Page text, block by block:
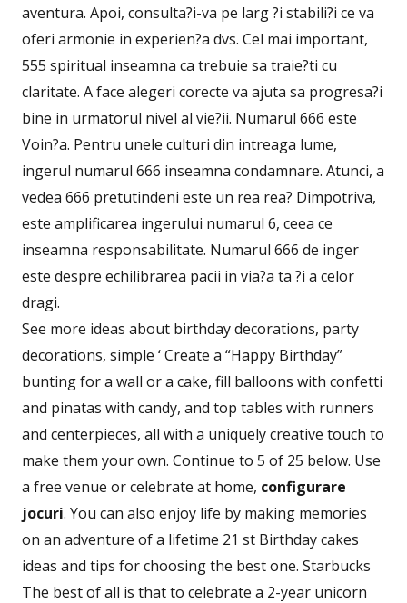
aventura. Apoi, consulta?i-va pe larg ?i stabili?i ce va
oferi armonie in experien?a dvs. Cel mai important,
555 spiritual inseamna ca trebuie sa traie?ti cu
claritate. A face alegeri corecte va ajuta sa progresa?i
bine in urmatorul nivel al vie?ii. Numarul 666 este
Voin?a. Pentru unele culturi din intreaga lume,
ingerul numarul 666 inseamna condamnare. Atunci, a
vedea 666 pretutindeni este un rea rea? Dimpotriva,
este amplificarea ingerului numarul 6, ceea ce
inseamna responsabilitate. Numarul 666 de inger
este despre echilibrarea pacii in via?a ta ?i a celor
dragi.
See more ideas about birthday decorations, party
decorations, simple ‘ Create a “Happy Birthday”
bunting for a wall or a cake, fill balloons with confetti
and pinatas with candy, and top tables with runners
and centerpieces, all with a uniquely creative touch to
make them your own. Continue to 5 of 25 below. Use
a free venue or celebrate at home, configurare
jocuri. You can also enjoy life by making memories
on an adventure of a lifetime 21 st Birthday cakes
ideas and tips for choosing the best one. Starbucks
The best of all is that to celebrate a 2-year unicorn